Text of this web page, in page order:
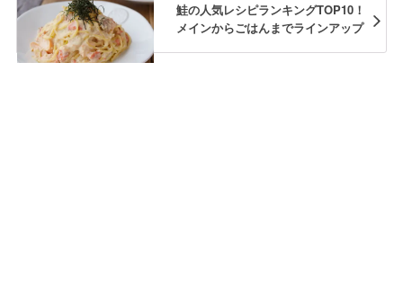
鮭の人気レシピランキングTOP10！
メインからごはんまでラインアップ